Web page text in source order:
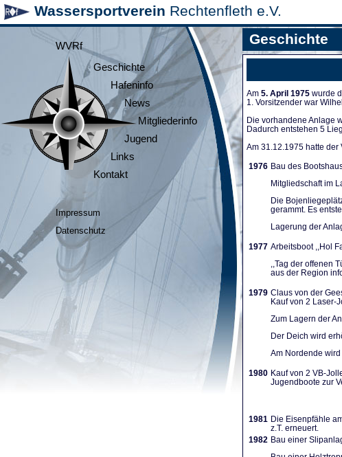
Wassersportverein Rechtenfleth e.V.
WVRf
Geschichte
Hafeninfo
News
Mitgliederinfo
Jugend
Links
Kontakt
Impressum
Datenschutz
Geschichte
Am 5. April 1975 wurde
1. Vorsitzender war
Die vorhandene Anla­ge
Dadurch entstehen 5
Am 31.12.1975 hatte der
1976 Bau des
Mitgliedschaft im
Die
gerammt. Es
Lagerung der
1977 Arbeitsboot ,,Hol
,,Tag der offenen
aus der Region
1979 Claus von der
Kauf von 2 Laser-
Zum Lagern der
Der Deich wird
Am Nordende
1980 Kauf von 2 VB-
Jugendboote zur
1981 Die Eisenpfähle
z.T. erneuert.
1982 Bau einer